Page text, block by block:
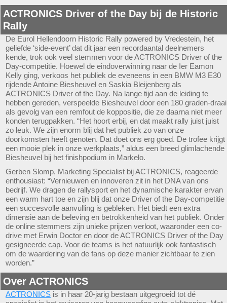
ACTRONICS Driver of the Day bij de Historic
Rally
De Eurol Hellendoorn Historic Rally powered by Vredestein, het
geliefde ‘side-event’ dat dit jaar een recordaantal deelnemers
kende, trok ook veel stemmen voor de ACTRONICS Driver of the
Day-competitie. Hoewel de eindoverwinning naar de Ier Eamon
Kelly ging, verkoos het publiek de eveneens in een BMW M3 E30
rijdende Antoine Biesheuvel en Saskia Bleijenberg als
ACTRONICS Driver of the Day. Na lange tijd aan de leiding te
hebben gereden, verspeelde Biesheuvel door een 180 graden-draai
als gevolg van een remfout de koppositie, die ze daarna niet meer
konden terugpakken. “Het hoort erbij, en dat maakt rally juist juist
zo leuk. We zijn enorm blij dat het publiek zo van onze
doorkomsten heeft genoten. Dat doet ons erg goed. De trofee krijgt
een mooie plek in onze werkplaats,” aldus een breed glimlachende
Biesheuvel bij het finishpodium in Markelo.
Gerben Slomp, Marketing Specialist bij ACTRONICS, reageerde
enthousiast: “Vernieuwen en innoveren zit in het DNA van ons
bedrijf. We dragen de rallysport en het dynamische karakter ervan
een warm hart toe en zijn blij dat onze Driver of the Day-competitie
een succesvolle aanvulling is gebleken. Het biedt een extra
dimensie aan de beleving en betrokkenheid van het publiek. Onder
de online stemmers zijn unieke prijzen verloot, waaronder een co-
drive met Erwin Doctor en door de ACTRONICS Driver of the Day
gesigneerde cap. Voor de teams is het natuurlijk ook fantastisch
om de waardering van de fans op deze manier zichtbaar te zien
worden.”
Over ACTRONICS
ACTRONICS is in haar 20-jarig bestaan uitgegroeid tot dé